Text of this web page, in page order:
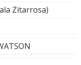
Zitarrosa)